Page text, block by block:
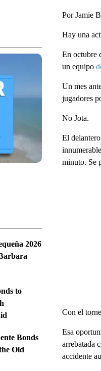
2026
to
Bonds
Old
Por Jamie
Hay una
En octubre
un equipo
Un mes
jugadores
No Jota.
El
minuto. Se
Con el
Esa
arrebatada
accidente